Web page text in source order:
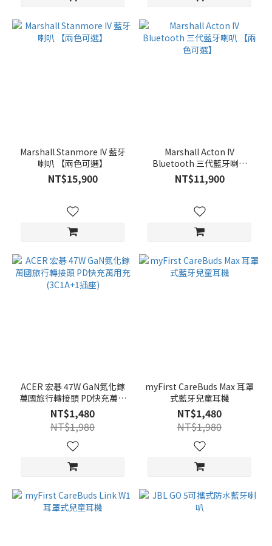
Marshall Stanmore IV 藍牙
喇叭 【兩色可選】
NT$15,900
Marshall Acton IV
Bluetooth 三代藍牙喇叭
【兩色可選】
NT$11,900
ACER 宏碁 47W GaN氮化鎵
萬國旅行轉接頭 PD快充萬用
充(3C1A+1插座)
NT$1,480
NT$1,980
myFirst CareBuds Max 耳罩
式藍牙兒童耳機
NT$1,480
NT$1,980